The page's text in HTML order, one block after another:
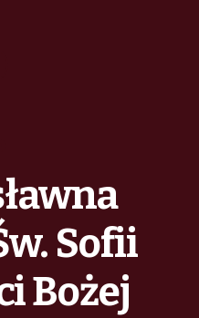
Sofii
Bożej